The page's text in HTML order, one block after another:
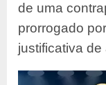
de uma
prorrogado
justificativa